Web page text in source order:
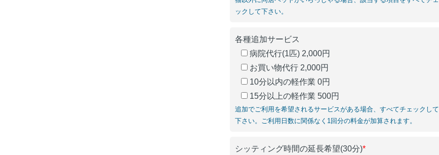
ックして下さい。
各種追加サービス
病院代行(1匹) 2,000円
お買い物代行 2,000円
10分以内の軽作業 0円
15分以上の軽作業 500円
追加でご利用を希望されるサービスがある場合、すべてチェックして
下さい。ご利用日数に関係なく1回分の料金が加算されます。
シッティング時間の延長希望(30分)*